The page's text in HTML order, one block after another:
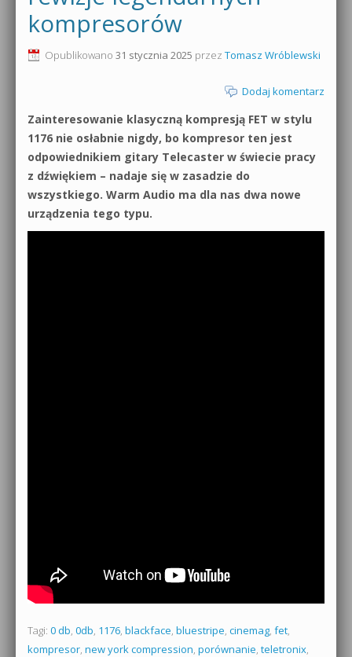
Produkcja muzyczna od podstaw
Dubstep z syntezatorem Massive
Kontakt 5 Kompendium
Pakiety
0dB.pl - informacje
Newsletter
Polityka prywatności
Regulamin
Działanie sklepu internetowego
kompresorów
Opublikowano 31 stycznia 2025 przez Tomasz Wróblewski
Dodaj komentarz
Zainteresowanie klasyczną kompresją FET w stylu
1176 nie osłabnie nigdy, bo kompresor ten jest
odpowiednikiem gitary Telecaster w świecie pracy
z dźwiękiem – nadaje się w zasadzie do
wszystkiego. Warm Audio ma dla nas dwa nowe
urządzenia tego typu.
Tagi: 0 db, 0db, 1176, blackface, bluestripe, cinemag, fet,
kompresor, new york compression, porównanie, teletronix,